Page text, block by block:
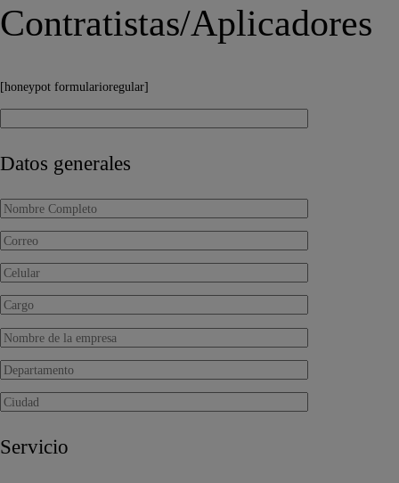
Contratistas/Aplicadores
[honeypot formularioregular]
Datos generales
Servicio